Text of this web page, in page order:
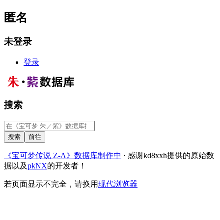
匿名
未登录
登录
搜索
《宝可梦传说 Z-A》数据库制作中 · 感谢kd8xxh提供的原始数
据以及pkNX的开发者！
若页面显示不完全，请换用现代浏览器